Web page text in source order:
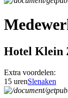
Hotel Klein
Extra voordelen:
15 urenSlenaken